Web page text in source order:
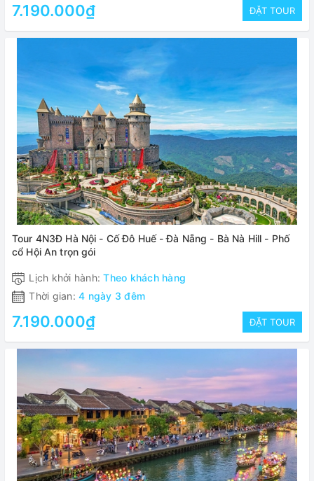
7.190.000₫ ĐẶT TOUR
Tour 4N3Đ Hà Nội - Cố Đô Huế - Đà Nẵng - Bà Nà Hill - Phố
cổ Hội An trọn gói
Lịch khởi hành:Theo khách hàng
Thời gian: 4 ngày 3 đêm
7.190.000₫ ĐẶT TOUR